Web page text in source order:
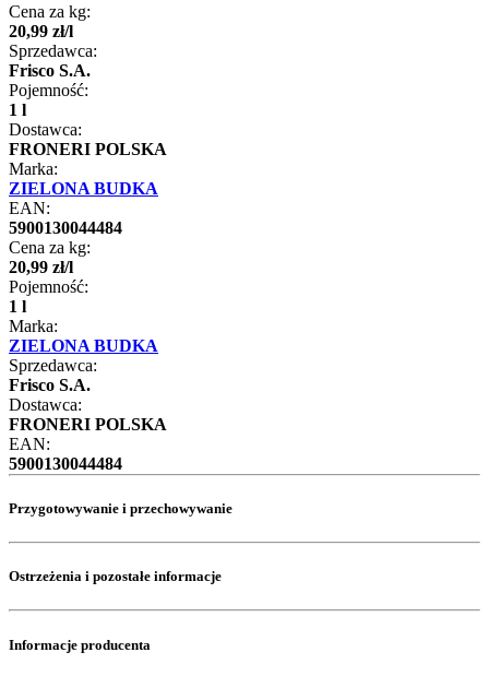
Cena za kg:
20,99 zł/l
Sprzedawca:
Frisco S.A.
Pojemność:
1 l
Dostawca:
FRONERI POLSKA
Marka:
ZIELONA BUDKA
EAN:
5900130044484
Cena za kg:
20,99 zł/l
Pojemność:
1 l
Marka:
ZIELONA BUDKA
Sprzedawca:
Frisco S.A.
Dostawca:
FRONERI POLSKA
EAN:
5900130044484
Przygotowywanie i przechowywanie
Ostrzeżenia i pozostałe informacje
Informacje producenta